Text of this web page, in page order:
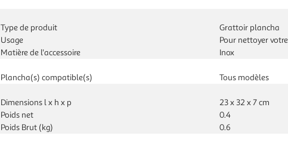
Type de produit
Grattoir plancha
Usage
Pour nettoyer
Matière de l'accessoire
Inox
Plancha(s) compatible(s)
Tous modèles
Dimensions l x h x p
23 x 32 x 7 cm
Poids net
0.4
Poids Brut (kg)
0.6